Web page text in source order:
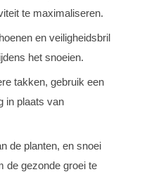
te maximaliseren.
en veiligheidsbril
het snoeien.
takken, gebruik een
in plaats van
de planten, en snoei
de gezonde groei te